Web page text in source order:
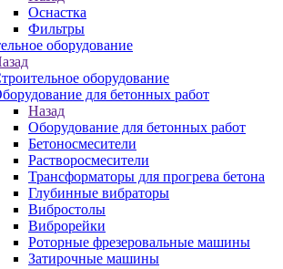
Оснастка
Фильтры
оборудование
оборудование
для бетонных работ
Назад
Оборудование для бетонных работ
Бетоносмесители
Растворосмесители
Трансформаторы для прогрева бетона
Глубинные вибраторы
Вибростолы
Виброрейки
Роторные фрезеровальные машины
Затирочные машины